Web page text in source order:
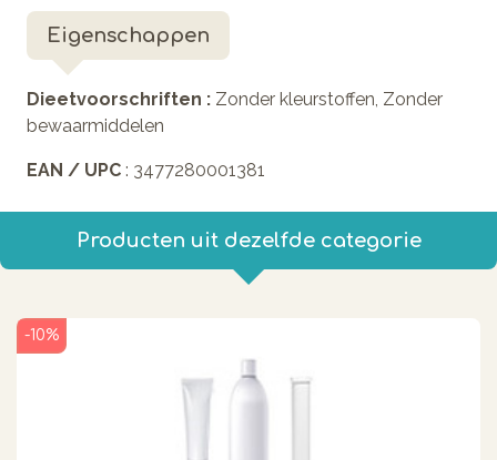
Eigenschappen
Dieetvoorschriften : Zonder kleurstoffen, Zonder
bewaarmiddelen
EAN / UPC : 3477280001381
Producten uit dezelfde categorie
-10%